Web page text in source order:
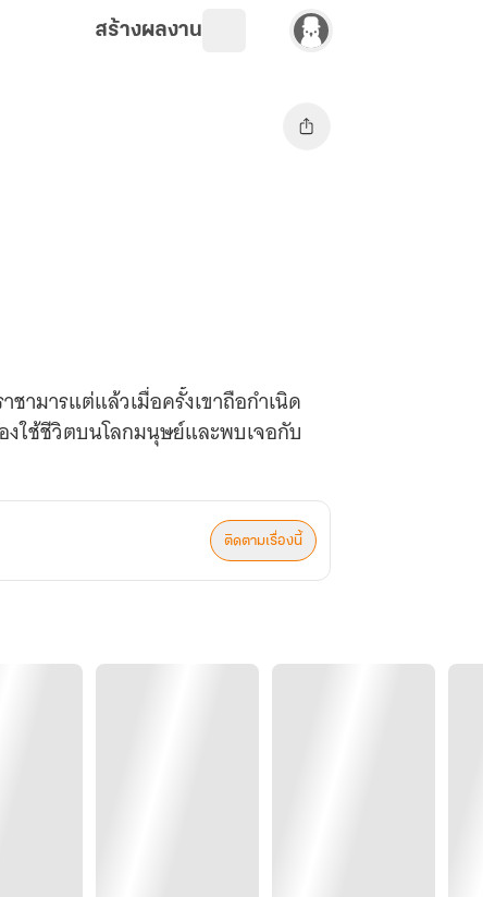
สร้างผลงาน
ามารแต่แล้วเมื่อครั้งเขาถือกำเนิด
ใช้ชีวิตบนโลกมนุษย์และพบเจอกับ
ติดตามเรื่องนี้